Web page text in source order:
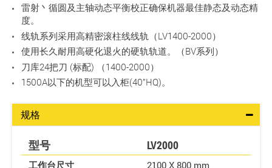
雷射丶循圆及主轴动态平衡校正确保机器最佳静态及动态精
度。
线轨系列采用高精密滚柱线线轨（LV1400-2000）
使用长久耐用高硬化退火的硬轨轨道。（BV系列）
刀库24把刀 (标配) （1400-2000）
1500A以下的机型可以入柜(40”HQ)。
规格
型号 LV2000
工作台尺寸
2100 X 800 mm